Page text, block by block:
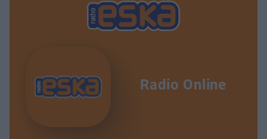
Radio Online